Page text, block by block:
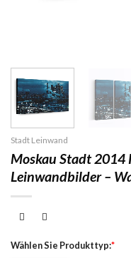
Stadt Leinwand
Moskau Stadt
Leinwandbilder –
Wählen Sie Produkttyp:*